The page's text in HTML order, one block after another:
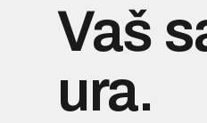
Vaš
ura.